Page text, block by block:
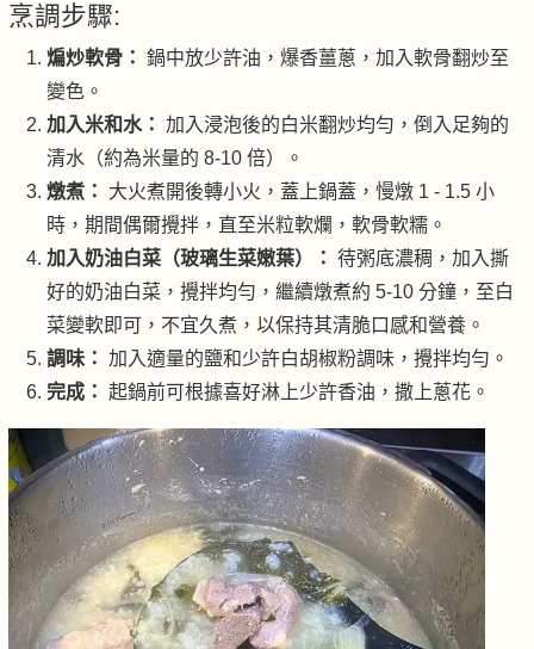
烹調步驟:
煸炒軟骨： 鍋中放少許油，爆香薑蔥，加入軟骨翻炒至
變色。
加入米和水： 加入浸泡後的白米翻炒均勻，倒入足夠的
清水（約為米量的 8-10 倍）。
燉煮：
大火煮開後轉小火，蓋上鍋蓋，慢燉 1 - 1.5 小
時，期間偶爾攪拌，直至米粒軟爛，軟骨軟糯。
加入奶油白菜（玻璃生菜嫩葉）： 待粥底濃稠，加入撕
好的奶油白菜，攪拌均勻，繼續燉煮約 5-10 分鐘，至白
菜變軟即可，不宜久煮，以保持其清脆口感和營養。
調味： 加入適量的鹽和少許白胡椒粉調味，攪拌均勻。
完成： 起鍋前可根據喜好淋上少許香油，撒上蔥花。